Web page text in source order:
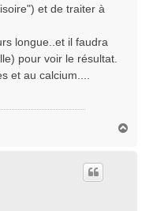
et de traiter à
longue..et il faudra
pour voir le résultat.
et au calcium....